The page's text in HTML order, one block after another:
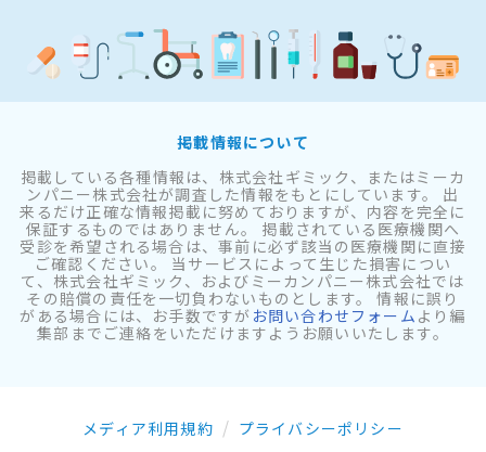
掲載情報について
掲載している各種情報は、株式会社ギミック、またはミーカ
ンパニー株式会社が調査した情報をもとにしています。 出
来るだけ正確な情報掲載に努めておりますが、内容を完全に
保証するものではありません。 掲載されている医療機関へ
受診を希望される場合は、事前に必ず該当の医療機関に直接
ご確認ください。 当サービスによって生じた損害につい
て、株式会社ギミック、およびミーカンパニー株式会社では
その賠償の責任を一切負わないものとします。 情報に誤り
がある場合には、お手数ですが お問い合わせフォーム より編
集部までご連絡をいただけますようお願いいたします。
メディア利用規約
プライバシーポリシー